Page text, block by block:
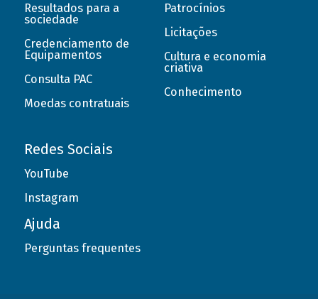
Resultados para a
sociedade
Credenciamento de
Equipamentos
Consulta PAC
Moedas contratuais
Patrocínios
Licitações
Cultura e economia
criativa
Conhecimento
Redes Sociais
YouTube
Instagram
Ajuda
Perguntas frequentes